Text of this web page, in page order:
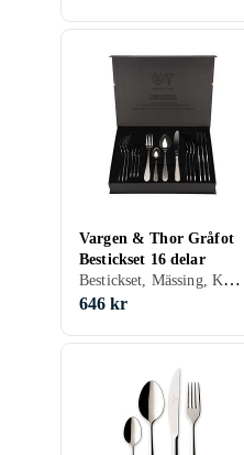
Vargen & Thor Gråfot
Bestickset 16 delar
Bestickset, Mässing, Koppar, Guld, Rostfritt stål, Silver, 16 st, Tål maskindisk
646 kr